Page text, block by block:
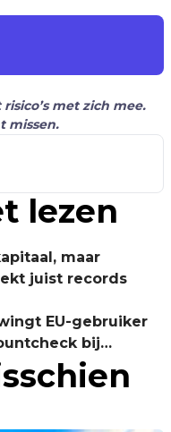
met zich mee.
missen.
lezen
maar
juist records
EU-gebruiker
bij